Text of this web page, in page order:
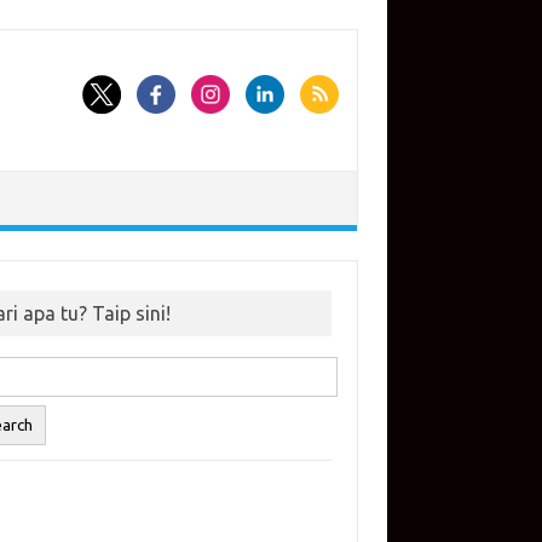
apa tu? Taip sini!